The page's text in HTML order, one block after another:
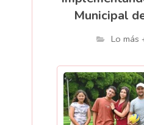
Municipal
Lo más